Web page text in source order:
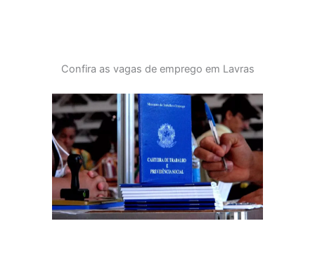
Confira as vagas de emprego em Lavras